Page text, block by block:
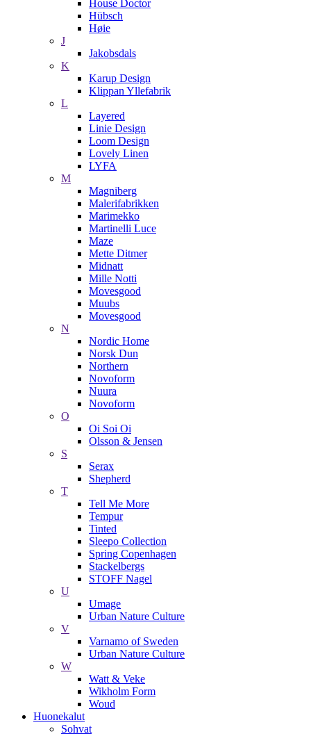
House Doctor
Hübsch
Høie
J
Jakobsdals
K
Karup Design
Klippan Yllefabrik
L
Layered
Linie Design
Loom Design
Lovely Linen
LYFA
M
Magniberg
Malerifabrikken
Marimekko
Martinelli Luce
Maze
Mette Ditmer
Midnatt
Mille Notti
Movesgood
Muubs
Movesgood
N
Nordic Home
Norsk Dun
Northern
Novoform
Nuura
Novoform
O
Oi Soi Oi
Olsson & Jensen
S
Serax
Shepherd
T
Tell Me More
Tempur
Tinted
Sleepo Collection
Spring Copenhagen
Stackelbergs
STOFF Nagel
U
Umage
Urban Nature Culture
V
Varnamo of Sweden
Urban Nature Culture
W
Watt & Veke
Wikholm Form
Woud
Huonekalut
Sohvat